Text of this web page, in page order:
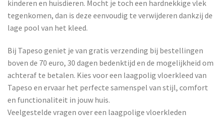
kinderen en huisdieren. Mocht je toch een hardnekkige vlek
tegenkomen, dan is deze eenvoudig te verwijderen dankzij de
lage pool van het kleed.
Bij Tapeso geniet je van gratis verzending bij bestellingen
boven de 70 euro, 30 dagen bedenktijd en de mogelijkheid om
achteraf te betalen. Kies voor een laagpolig vloerkleed van
Tapeso en ervaar het perfecte samenspel van stijl, comfort
en functionaliteit in jouw huis.
Veelgestelde vragen over een laagpolige vloerkleden